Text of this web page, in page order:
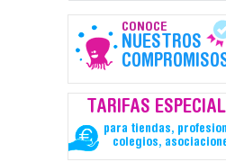
CONOCE
NUESTROS
TARIFAS
para tiendas,
colegios,